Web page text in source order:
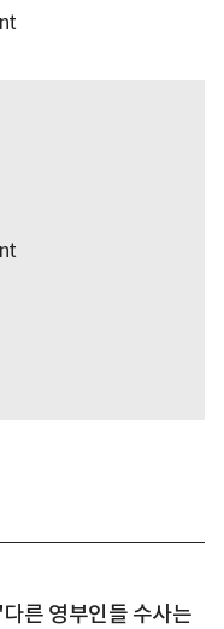
른 영부인들 수사는